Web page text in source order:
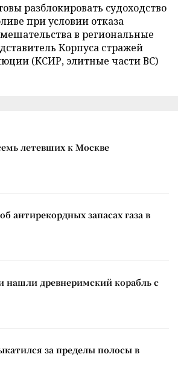
разблокировать судоходство
при условии отказа
в региональные
Корпуса стражей
(КСИР, элитные части ВС)
летевших к Москве
антирекордных запасах газа в
нашли древнеримский корабль с
за пределы полосы в